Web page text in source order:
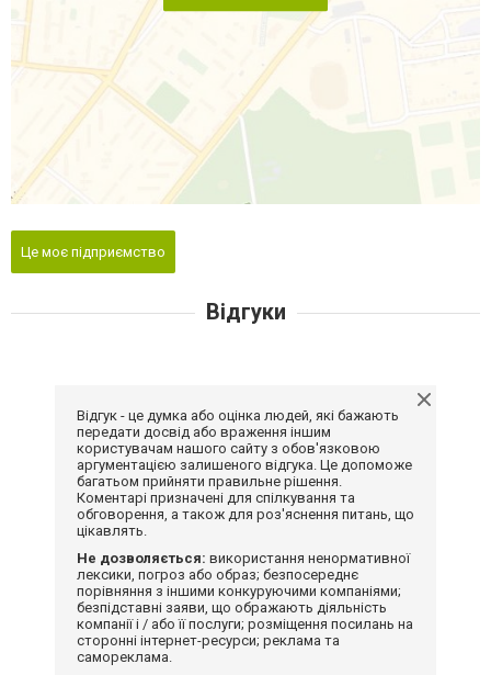
Це моє підприємство
Відгуки
Відгук - це думка або оцінка людей, які бажають
передати досвід або враження іншим
користувачам нашого сайту з обов'язковою
аргументацією залишеного відгука. Це допоможе
багатьом прийняти правильне рішення.
Коментарі призначені для спілкування та
обговорення, а також для роз'яснення питань, що
цікавлять.
Не дозволяється: використання ненормативної
лексики, погроз або образ; безпосереднє
порівняння з іншими конкуруючими компаніями;
безпідставні заяви, що ображають діяльність
компанії і / або її послуги; розміщення посилань на
сторонні інтернет-ресурси; реклама та
самореклама.